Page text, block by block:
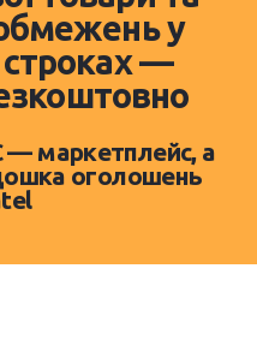
у
строках —
— маркетплейс, а
оголошень